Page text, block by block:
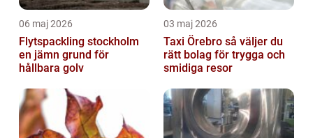
06 maj 2026
Flytspackling stockholm
en jämn grund för
hållbara golv
03 maj 2026
Taxi Örebro så väljer du
rätt bolag för trygga och
smidiga resor